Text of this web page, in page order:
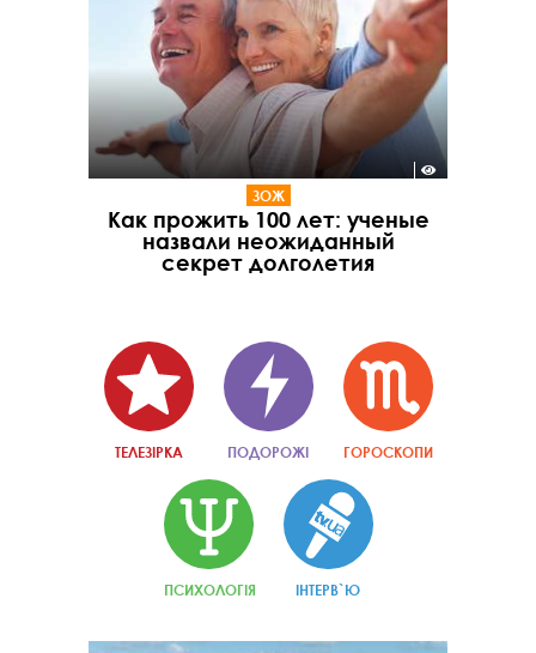
ЗОЖ
Как прожить 100 лет: ученые
назвали неожиданный
секрет долголетия
ТЕЛЕЗІРКА ПОДОРОЖІ ГОРОСКОПИ
ПСИХОЛОГІЯ ІНТЕРВ`Ю